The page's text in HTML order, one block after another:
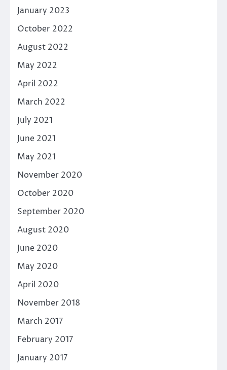
January 2023
October 2022
August 2022
May 2022
April 2022
March 2022
July 2021
June 2021
May 2021
November 2020
October 2020
September 2020
August 2020
June 2020
May 2020
April 2020
November 2018
March 2017
February 2017
January 2017